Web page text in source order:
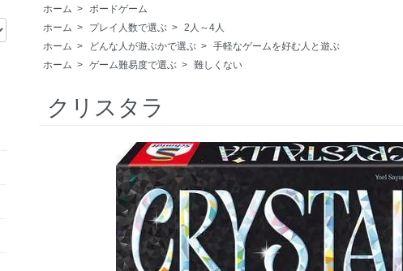
ホーム > ボードゲーム
ホーム > プレイ人数で選ぶ > 2人～4人
ホーム > どんな人が遊ぶかで選ぶ > 手軽なゲームを好む人と遊ぶ
ホーム > ゲーム難易度で選ぶ > 難しくない
クリスタラ